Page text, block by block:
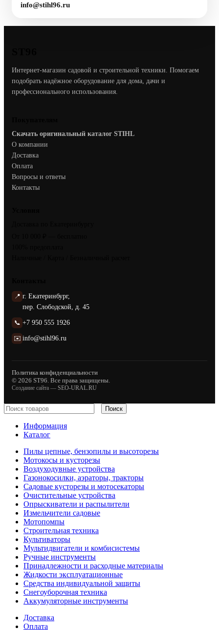
info@stihl96.ru
Интернет-магазин садовой и строительной техники. Помогаем
подобрать надёжное оборудование для дома, дачи и
профессионального использования.
Скачать оригинальный каталог STIHL
О компании
Доставка
Оплата
Вопросы и ответы
Контакты
📍 г. Екатеринбург,
пер. Слободской, д. 45
📞 +7 950 555 1926
✉️ info@stihl96.ru
Политика конфиденциальности
© 2026 ST96. Все права защищены.
Создание сайта — SEO-URAL.RU
Поиск
Информация
Каталог
Пилы цепные, бензопилы и высоторезы
Мотокосы и кусторезы
Воздуходувные устройства
Газонокосилки, аэраторы, тракторы
Садовые кусторезы и мотосекаторы
Очистительные устройства
Опрыскиватели и распылители
Измельчители садовые
Мотопомпы
Строительная техника
Культиваторы
Мультидвигатели и комбисистемы
Ручные инструменты
Принадлежности и расходные материалы
Жидкости эксплуатационные
Средства индивидуальной защиты
Снегоуборочная техника
Аккумуляторные инструменты
Доставка
Оплата